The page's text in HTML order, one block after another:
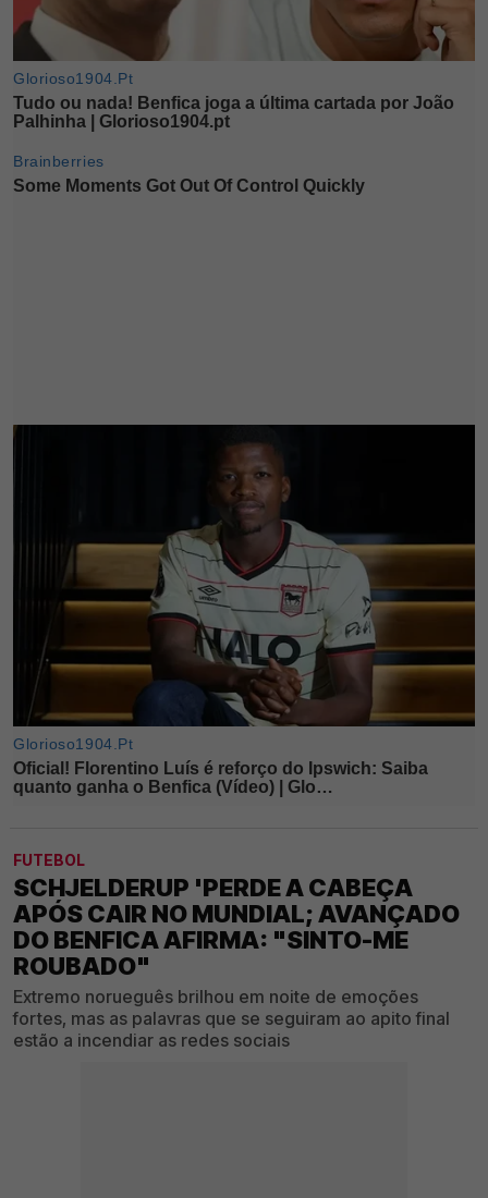
FUTEBOL
SCHJELDERUP 'PERDE A CABEÇA
APÓS CAIR NO MUNDIAL; AVANÇADO
DO BENFICA AFIRMA: "SINTO-ME
ROUBADO"
Extremo norueguês brilhou em noite de emoções
fortes, mas as palavras que se seguiram ao apito final
estão a incendiar as redes sociais